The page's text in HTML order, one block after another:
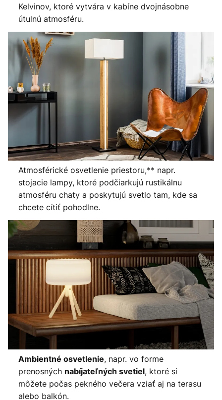
Kelvinov, ktoré vytvára v kabíne dvojnásobne
útulnú atmosféru.
Atmosférické osvetlenie priestoru,** napr.
stojacie lampy, ktoré podčiarkujú rustikálnu
atmosféru chaty a poskytujú svetlo tam, kde sa
chcete cítiť pohodlne.
Ambientné osvetlenie, napr. vo forme
prenosných nabíjateľných svetiel, ktoré si
môžete počas pekného večera vziať aj na terasu
alebo balkón.